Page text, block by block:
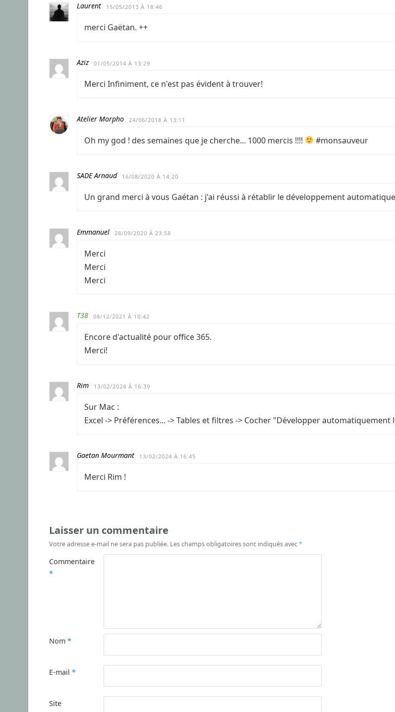
Laurent 15/05/2013 À 18:46
merci Gaëtan. ++
Aziz 01/05/2014 À 13:29
Merci Infiniment, ce n'est pas évident à trouver!
Atelier Morpho 24/06/2018 À 13:11
Oh my god ! des semaines que je cherche... 1000 mercis !!!! #monsauveur
SADE Arnaud 16/08/2020 À 14:20
Un grand merci à vous Gaétan : j'ai réussi à rétablir le développement
Emmanuel 28/09/2020 À 23:58
Merci
Merci
Merci
T38 08/12/2021 À 10:42
Encore d'actualité pour office 365.
Merci!
Rim 13/02/2024 À 16:39
Sur Mac :
Excel -> Préférences... -> Tables et filtres -> Cocher "Développer automatiquement
Gaetan Mourmant 13/02/2024 À 16:45
Merci Rim !
Laisser un commentaire
Votre adresse e-mail ne sera pas publiée. Les champs obligatoires sont indiqués avec*
Commentaire
*
Nom *
E-mail *
Site